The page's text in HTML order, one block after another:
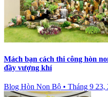
Mách bạn cách thi công hòn
đầy vượng khí
Blog Hòn Non Bộ • Tháng 9 23,